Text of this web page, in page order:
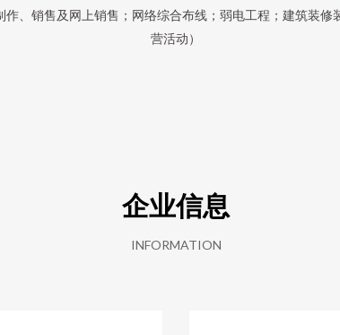
、销售及网上销售；网络综合布线；弱电工程；建筑装
营活动）
企业信息
INFORMATION